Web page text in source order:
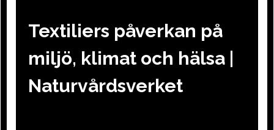
Textiliers påverkan på
miljö, klimat och hälsa |
Naturvårdsverket